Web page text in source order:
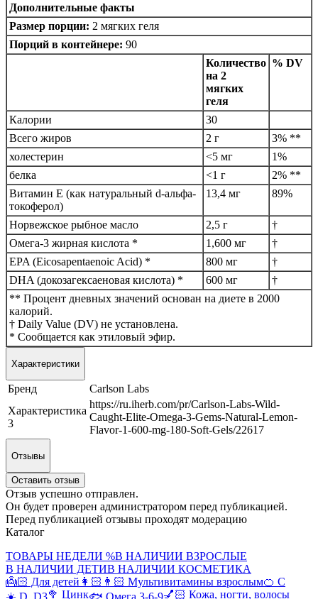
Дополнительные факты
Размер порции: 2 мягких геля
Порций в контейнере: 90
Количество
на 2
мягких
геля
% DV
Калории
30
Всего жиров
2 г
3% **
холестерин
<5 мг
1%
белка
<1 г
2% **
Витамин Е (как натуральный d-альфа-
токоферол)
13,4 мг 89%
Норвежское рыбное масло 2,5 г
†
Омега-3 жирная кислота *
1,600 мг
†
EPA (Eicosapentaenoic Acid) *
800 мг
†
DHA (докозагексаеновая кислота) *
600 мг
†
** Процент дневных значений основан на диете в 2000
калорий.
† Daily Value (DV) не установлена.
* Сообщается как этиловый эфир.
Характеристики
Бренд
Carlson Labs
Характеристика
3
https://ru.iherb.com/pr/Carlson-Labs-Wild-
Caught-Elite-Omega-3-Gems-Natural-Lemon-
Flavor-1-600-mg-180-Soft-Gels/22617
Отзывы
Оставить отзыв
Отзыв успешно отправлен.
Он будет проверен администратором перед публикацией.
Перед публикацией отзывы проходят модерацию
Каталог
ТОВАРЫ НЕДЕЛИ %В НАЛИЧИИ ВЗРОСЛЫЕ
В НАЛИЧИИ ДЕТИВ НАЛИЧИИ КОСМЕТИКА
👼🏻 Для детей 👩🏻👨🏻 Мультивитамины взрослым🍊 С
☀️ D, D3🥦 Цинк🐟 Омега 3-6-9💅🏻 Кожа, ногти, волосы